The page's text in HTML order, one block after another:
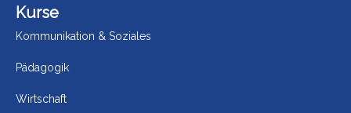
Kurse
Kommunikation & Soziales
Pädagogik
Wirtschaft